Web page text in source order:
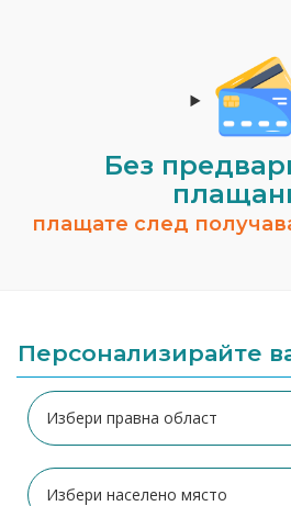
Без
плащате след
Персонализирайте